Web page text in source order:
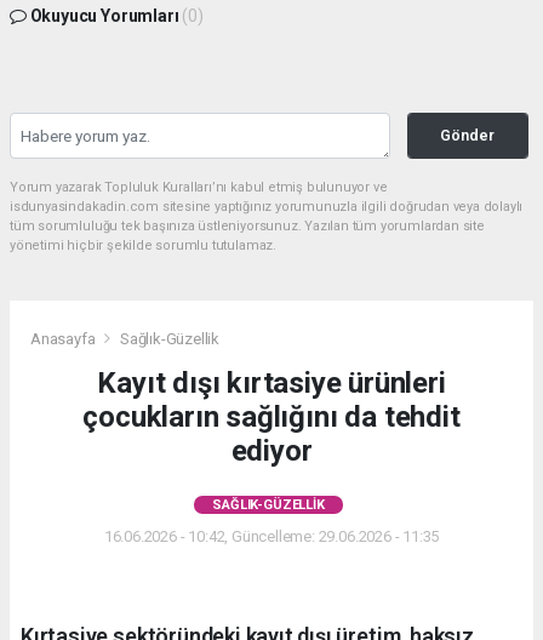
Okuyucu Yorumları (0)
Gönder
Yorum yazarak Topluluk Kuralları’nı kabul etmiş bulunuyor ve
isdunyasindakadin.com sitesine yaptığınız yorumunuzla ilgili doğrudan veya dolaylı
tüm sorumluluğu tek başınıza üstleniyorsunuz. Yazılan tüm yorumlardan site
yönetimi hiçbir şekilde sorumlu tutulamaz.
Anasayfa Sağlık-Güzellik
Kayıt dışı kırtasiye ürünleri
çocukların sağlığını da tehdit
ediyor
SAĞLIK-GÜZELLIK
16.06.2026 - 10:42, Güncelleme: 29.06.2026 - 11:35